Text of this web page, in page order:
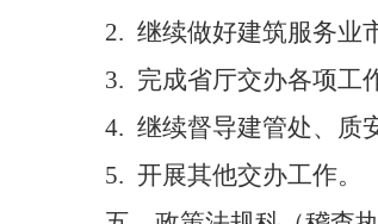
2. 继续做好建筑服务业
3. 完成省厅交办各项工
4. 继续督导建管处、质
5. 开展其他交办工作。